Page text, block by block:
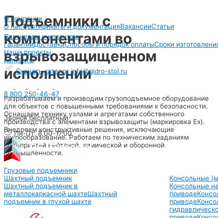
Перейти
к
содержимому
О компании
О насСертификаты и документацияВакансииСтатьи
Партнерам и клиентам
ГарантииДоставкаСпособы и порядок оплатыСроки
Наши проекты
Контакты
Скачать каталогinfo@gidro-stol.ru
8 800 250-46-47
Звонок бесплатный
Пн-Пт: 8.00-17.00
Грузовые подъемники
Шахтный подъемник
Шахтный подъемник в
металлокаркасной шахтеШахтный
подъемник в глухой шахте
Консольные
Консольные
приводе
приводе
Подъемники с
компонентами во
взрывозащищенном
исполнении
Разрабатываем и производим грузоподъемное оборудование
для объектов с повышенными требованиями к безопасности.
Оснащаем технику узлами и агрегатами собственного
производства с элементами взрывозащиты (маркировка Ex).
Внедряем конструктивные решения, исключающие
искрообразование. Работаем по техническим заданиям
предприятий нефтяной, химической и оборонной
промышленности.